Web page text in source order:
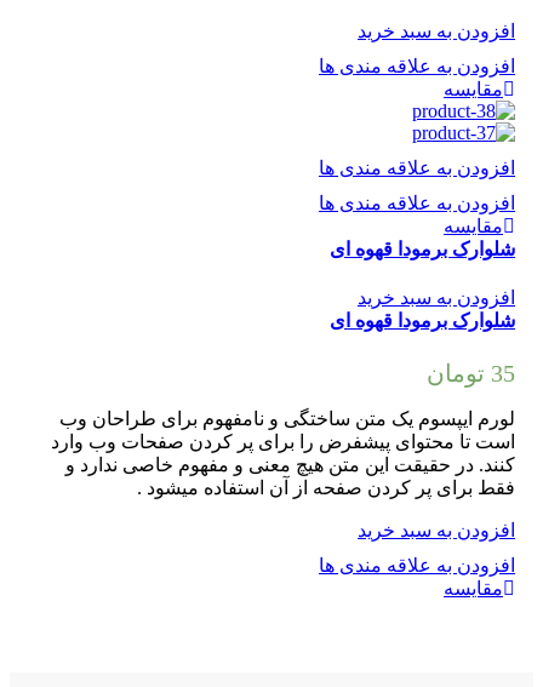
افزودن به سبد خرید
افزودن به علاقه مندی ها
مقایسه
افزودن به علاقه مندی ها
افزودن به علاقه مندی ها
مقایسه
شلوارک برمودا قهوه ای
افزودن به سبد خرید
شلوارک برمودا قهوه ای
35 تومان
لورم ایپسوم یک متن ساختگی و نامفهوم برای طراحان وب
است تا محتوای پیشفرض را برای پر کردن صفحات وب وارد
کنند. در حقیقت این متن هیچ معنی و مفهوم خاصی ندارد و
فقط برای پر کردن صفحه از آن استفاده میشود .
افزودن به سبد خرید
افزودن به علاقه مندی ها
مقایسه